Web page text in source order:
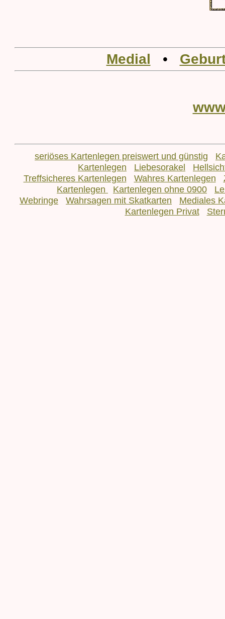
Medial •
seriöses Kartenlegen preiswert und günstig
Kartenlegen
Liebesorakel
Treffsicheres Kartenlegen
Wahres Kartenlegen
Kartenlegen
Kartenlegen ohne 0900
Webringe
Wahrsagen mit Skatkarten
Mediales
Kartenlegen Privat